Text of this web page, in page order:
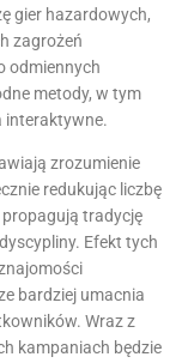
gier hazardowych,
zagrożeń
odmiennych
metody, w tym
interaktywne.
zrozumienie
redukując liczbę
tradycję
Efekt tych
bardziej umacnia
Wraz z
kampaniach będzie